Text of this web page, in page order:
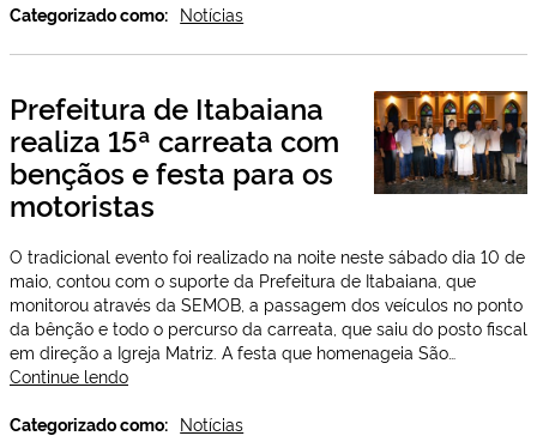
a
Secretaria
Assistência
Social
Sopão
na
Comunidade
Suburbana
Categorizado como: Notícias
Prefeitura de Itabaiana
realiza 15ª carreata com
bençãos e festa para os
motoristas
O tradicional evento foi realizado na noite neste sábado dia 10 de
maio, contou com o suporte da Prefeitura de Itabaiana, que
monitorou através da SEMOB, a passagem dos veículos no ponto
da bênção e todo o percurso da carreata, que saiu do posto fiscal
em direção a Igreja Matriz. A festa que homenageia São…
Continue lendoPrefeitura
Itabaiana
Categorizado como: Notícias